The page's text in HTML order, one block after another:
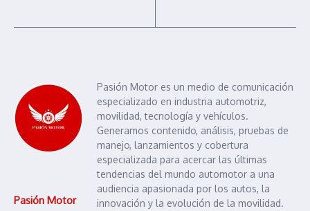
Pasión Motor
Pasión Motor es un medio de comunicación
especializado en industria automotriz,
movilidad, tecnología y vehículos.
Generamos contenido, análisis, pruebas de
manejo, lanzamientos y cobertura
especializada para acercar las últimas
tendencias del mundo automotor a una
audiencia apasionada por los autos, la
innovación y la evolución de la movilidad.